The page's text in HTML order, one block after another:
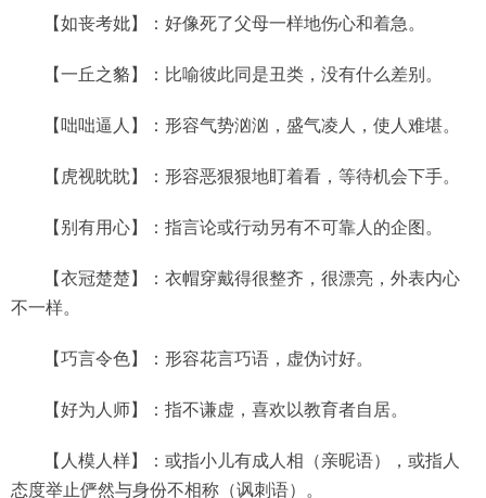
【如丧考妣】：好像死了父母一样地伤心和着急。
【一丘之貉】：比喻彼此同是丑类，没有什么差别。
【咄咄逼人】：形容气势汹汹，盛气凌人，使人难堪。
【虎视眈眈】：形容恶狠狠地盯着看，等待机会下手。
【别有用心】：指言论或行动另有不可靠人的企图。
【衣冠楚楚】：衣帽穿戴得很整齐，很漂亮，外表内心
不一样。
【巧言令色】：形容花言巧语，虚伪讨好。
【好为人师】：指不谦虚，喜欢以教育者自居。
【人模人样】：或指小儿有成人相（亲昵语），或指人
态度举止俨然与身份不相称（讽刺语）。